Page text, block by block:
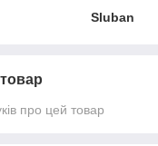
Sluban
про цей товар